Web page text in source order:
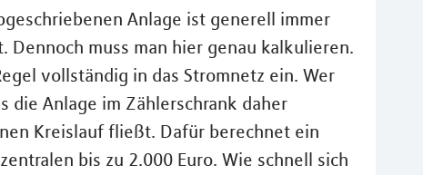
Anlage ist generell immer
Dennoch muss man hier genau kalkulieren.
vollständig in das Stromnetz ein. Wer
die Anlage im Zählerschrank daher
Kreislauf fließt. Dafür berechnet ein
bis zu 2.000 Euro. Wie schnell sich